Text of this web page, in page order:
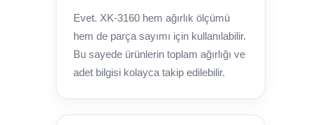
Evet. XK-3160 hem ağırlık ölçümü
hem de parça sayımı için kullanılabilir.
Bu sayede ürünlerin toplam ağırlığı ve
adet bilgisi kolayca takip edilebilir.